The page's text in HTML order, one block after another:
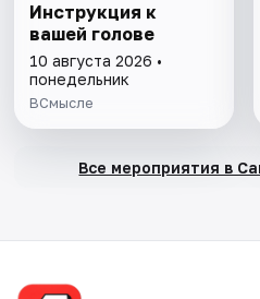
Инструкция к
вашей голове
10 августа 2026 •
понедельник
ВСмысле
Все мероприятия в